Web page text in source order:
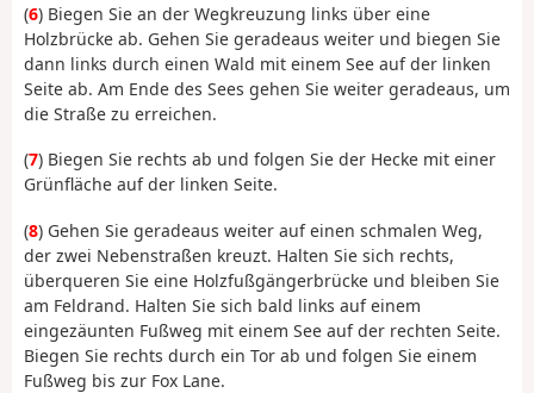
(6) Biegen Sie an der Wegkreuzung links über eine
Holzbrücke ab. Gehen Sie geradeaus weiter und biegen Sie
dann links durch einen Wald mit einem See auf der linken
Seite ab. Am Ende des Sees gehen Sie weiter geradeaus, um
die Straße zu erreichen.
(7) Biegen Sie rechts ab und folgen Sie der Hecke mit einer
Grünfläche auf der linken Seite.
(8) Gehen Sie geradeaus weiter auf einen schmalen Weg,
der zwei Nebenstraßen kreuzt. Halten Sie sich rechts,
überqueren Sie eine Holzfußgängerbrücke und bleiben Sie
am Feldrand. Halten Sie sich bald links auf einem
eingezäunten Fußweg mit einem See auf der rechten Seite.
Biegen Sie rechts durch ein Tor ab und folgen Sie einem
Fußweg bis zur Fox Lane.